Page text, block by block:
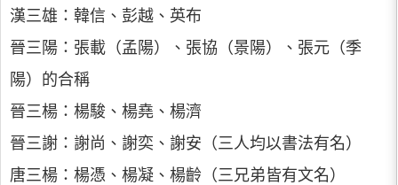
漢三雄：韓信、彭越、英布
晉三陽：張載（孟陽）、張協（景陽）、張元（季
陽）的合稱
晉三楊：楊駿、楊堯、楊濟
晉三謝：謝尚、謝奕、謝安（三人均以書法有名）
唐三楊：楊憑、楊凝、楊齡（三兄弟皆有文名）